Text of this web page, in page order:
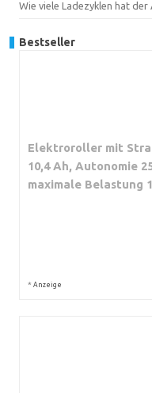
Wie viele Ladezyklen hat der
Bestseller
Elektroroller mit
10,4 Ah, Autonomie
maximale Belastung
* Anzeige